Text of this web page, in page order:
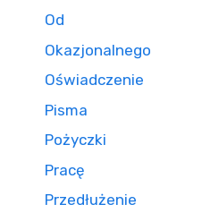
Od
Okazjonalnego
Oświadczenie
Pisma
Pożyczki
Pracę
Przedłużenie